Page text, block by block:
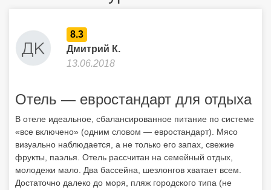
8.3
Дмитрий К.
13.06.2018
Отель — евростандарт для отдыха
В отеле идеальное, сбалансированное питание по системе
«все включено» (одним словом — евростандарт). Мясо
визуально наблюдается, а не только его запах, свежие
фрукты, паэлья. Отель рассчитан на семейный отдых,
молодежи мало. Два бассейна, шезлонгов хватает всем.
Достаточно далеко до моря, пляж городского типа (не